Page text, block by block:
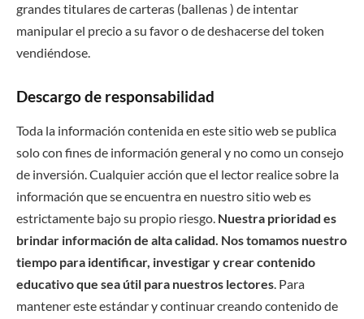
grandes titulares de carteras (ballenas ) de intentar
manipular el precio a su favor o de deshacerse del token
vendiéndose.
Descargo de responsabilidad
Toda la información contenida en este sitio web se publica
solo con fines de información general y no como un consejo
de inversión. Cualquier acción que el lector realice sobre la
información que se encuentra en nuestro sitio web es
estrictamente bajo su propio riesgo. Nuestra prioridad es
brindar información de alta calidad. Nos tomamos nuestro
tiempo para identificar, investigar y crear contenido
educativo que sea útil para nuestros lectores. Para
mantener este estándar y continuar creando contenido de